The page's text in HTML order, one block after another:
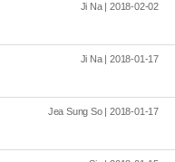
Ji Na | 2018-02-02
Ji Na | 2018-01-17
Jea Sung So | 2018-01-17